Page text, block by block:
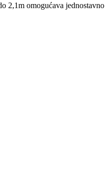
2,1m omogućava jednostavno